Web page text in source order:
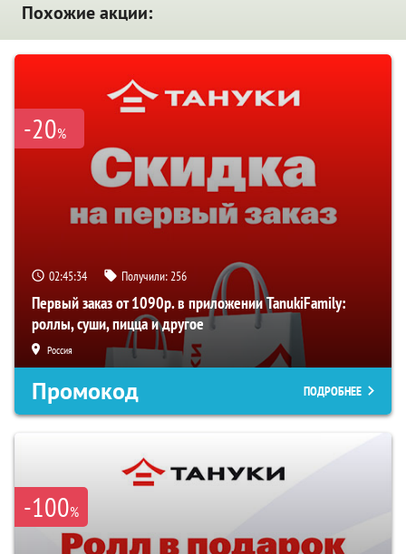
Похожие акции:
-20%
02:45:34 Получили:256
Первый заказ от 1090р. в приложении TanukiFamily:
роллы, суши, пицца и другое
Россия
Промокод ПОДРОБНЕЕ
-100%